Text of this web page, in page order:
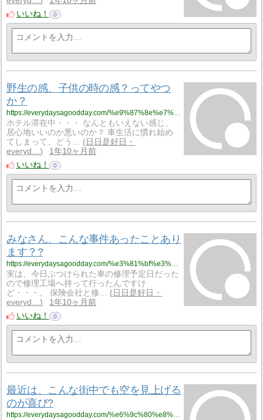
いいね！
0
野生の感、子供の時の感？ってやつ
か？
https://everydaysagoodday.com/%e9%87%8e%e7%94%9f%e3%81%ae%e6%84%9f%e3%80%81%e5%ad%90%e4%be%9b%e3%81%ae%e6%99%82%e3%81%ae%e6%84%9f%ef%bc%9f%e3%81%a3%e3%81%a6%e3%82%84%e3%81%a4%e3%81%8b%ef%bc%9f/
ホテル滞在中・・・ なんともいえない感じ、
居心地いいのか悪いのか？ 車生活に慣れ始め
てしまって、どう…
日日是好日・
everyd…
1年10ヶ月前
いいね！
0
みなさん、こんな事件あったことあり
ます？?
https://everydaysagoodday.com/%e3%81%bf%e3%81%aa%e3%81%95%e3%82%93%e3%80%81%e3%81%93%e3%82%93%e3%81%aa%e4%ba%8b%e4%bb%b6%e3%81%82%e3%81%a3%e3%81%9f%e3%81%93%e3%81%a8%e3%81%82%e3%82%8a%e3%81%be%e3%81%99%ef%bc%9f%f0%9f%98%b1/
実は、今日ぶつけられた車の修理予定日だった
ので修理工場へ持って行ったんですけ
ど・・・。 保険会社と修…
日日是好日・
everyd…
1年10ヶ月前
いいね！
0
最近は、こんな街中でも空を見上げる
のが喜び?
https://everydaysagoodday.com/%e6%9c%80%e8%bf%91%e3%81%af%e3%80%81%e3%81%93%e3%82%93%e3%81%aa%e8%a1%97%e4%b8%ad%e3%81%a7%e3%82%82%e7%a9%ba%e3%82%92%e8%a6%8b%e4%b8%8a%e3%81%92%e3%82%8b%e3%81%ae%e3%81%8c%e5%96%9c%e3%81%b3/